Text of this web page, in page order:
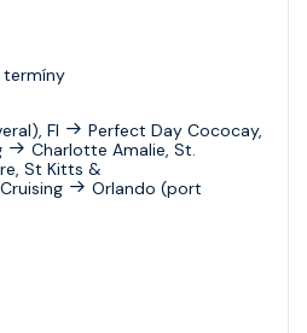
termíny
Fl
Perfect Day Cococay,
Charlotte Amalie, St.
St Kitts &
Cruising
Orlando (port